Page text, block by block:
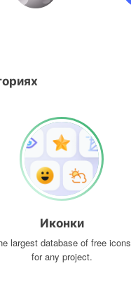
Иконки
largest database of free icons
for any project.